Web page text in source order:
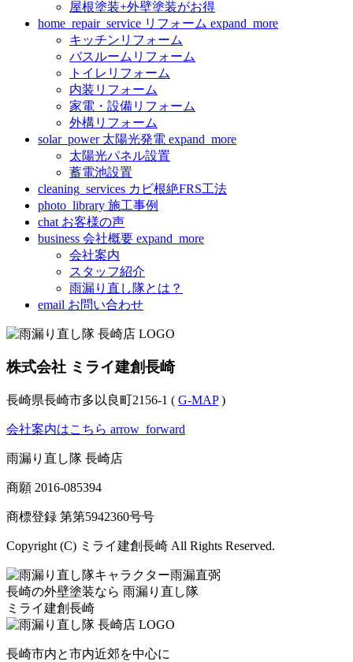
屋根塗装+外壁塗装がお得
home_repair_service リフォーム expand_more
キッチンリフォーム
バスルームリフォーム
トイレリフォーム
内装リフォーム
家電・設備リフォーム
外構リフォーム
solar_power 太陽光発電 expand_more
太陽光パネル設置
蓄電池設置
cleaning_services カビ根絶FRS工法
photo_library 施工事例
chat お客様の声
business 会社概要 expand_more
会社案内
スタッフ紹介
雨漏り直し隊とは？
email お問い合わせ
株式会社 ミライ建創長崎
長崎県長崎市多以良町2156-1 ( G-MAP)
会社案内はこちら arrow_forward
雨漏り直し隊 長崎店
商願 2016-085394
商標登録 第第5942360号号
Copyright (C) ミライ建創長崎 All Rights Reserved.
長崎の外壁塗装なら 雨漏り直し隊
ミライ建創長崎
長崎市内と市内近郊を中心に